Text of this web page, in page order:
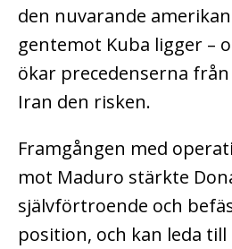
den nuvarande
gentemot Kuba ligger –
ökar precedenserna från
Iran den risken.
Framgången med
mot Maduro stärkte
självförtroende och
position, och kan leda